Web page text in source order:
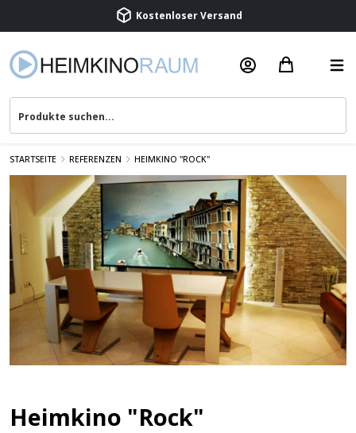
Kostenloser Versand
Beratung & Service
STARTSEITE REFERENZEN HEIMKINO "ROCK"
Heimkino "Rock"